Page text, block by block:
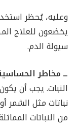
وعليه، يُحظر
يخضعون للعلاج
سيولة الدم.
ــ مخاطر
النبات. يجب أن
نباتات مثل الشمر
من النباتات